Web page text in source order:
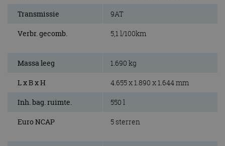
Transmissie 9AT
Verbr. gecomb. 5,1 l/100km
Massa leeg 1.690 kg
L x B x H 4.655 x 1.890 x 1.644 mm
Inh. bag. ruimte. 550 l
Euro NCAP 5 sterren